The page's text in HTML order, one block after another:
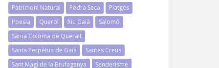
Patrimoni Natural
Pedra Seca
Platges
Poesia
Querol Riu Gaià
Salomó
Santa Coloma de Queralt
Santa Perpètua de Gaià
Santes Creus
Sant Magí de la Brufaganya
Senderisme